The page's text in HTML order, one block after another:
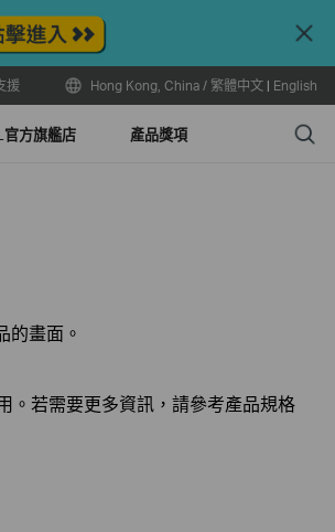
Close
援 Hong Kong, China / 繁體中文 | English
方旗艦店 產品獎項 Search
的畫面。
。若需要更多資訊，請參考產品規格